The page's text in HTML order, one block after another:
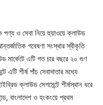
পণ্য ও সেবা নিয়ে হুয়াওয়ে ক্লাউড
গবেষণা সংস্থার স্বীকৃতি
মার্কেটে এটি গত চার বছরে ২০ গুণ
এটি শীর্ষ পাঁচ সেবাদাতার মধ্যে
ক্লাউড সেগমেন্টে শীর্ষস্থান ধরে
বাংলাদেশ ও হংকংয়ে প্রথম